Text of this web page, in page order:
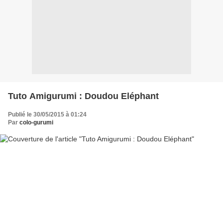
Tuto Amigurumi : Doudou Eléphant
Publié le 30/05/2015 à 01:24
Par colo-gurumi